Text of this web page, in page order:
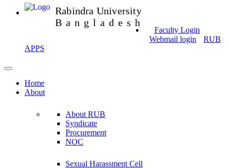
Rabindra University
Bangladesh
Faculty Login
Webmail login
RUB
APPS
Home
About
About RUB
Syndicate
Procurement
NOC
Sexual Harassment Cell